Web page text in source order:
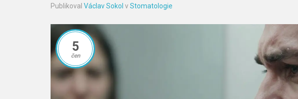
Publikoval Václav Sokol vStomatologie
5
čen